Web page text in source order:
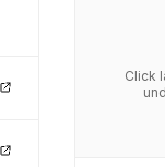
Click